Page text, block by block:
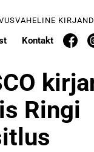
Kontakt
Ringi